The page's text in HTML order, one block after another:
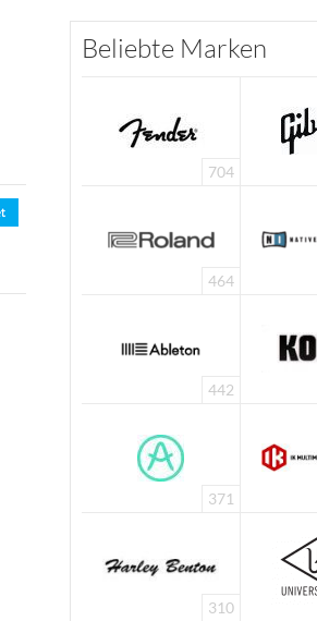
Beliebte Marken
704
464
442
371
310